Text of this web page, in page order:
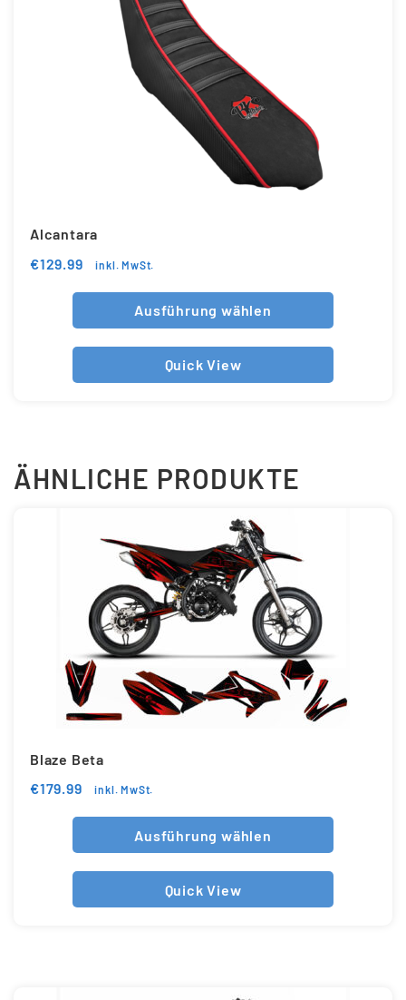
Alcantara
€129.99 inkl. MwSt.
Ausführung wählen
Quick View
ÄHNLICHE PRODUKTE
Blaze Beta
€179.99 inkl. MwSt.
Ausführung wählen
Quick View